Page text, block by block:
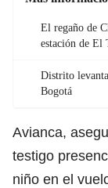
El regaño de
estación de El
Distrito
Bogotá
Avianca,
testigo
niño en el